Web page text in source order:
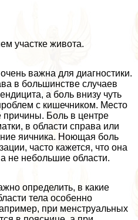
участке живота.
важна для диагностики.
в большинстве случаев
а боль внизу чуть
с кишечником. Место
причины. Боль в центре
в области справа или
яичника. Ноющая боль
часто кажется, что она
не небольшие области.
определить, в какие
тела особенно
при мeнcтpуальных